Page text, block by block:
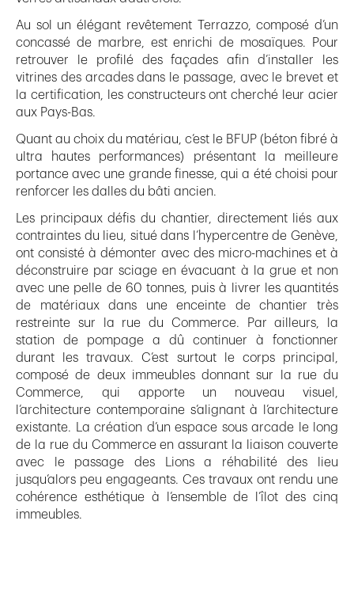
Au sol un élégant revêtement Terrazzo, composé d’un
concassé de marbre, est enrichi de mosaïques. Pour
retrouver le profilé des façades afin d’installer les
vitrines des arcades dans le passage, avec le brevet et
la certification, les constructeurs ont cherché leur acier
aux Pays-Bas.
Quant au choix du matériau, c’est le BFUP (béton fibré à
ultra hautes performances) présentant la meilleure
portance avec une grande finesse, qui a été choisi pour
renforcer les dalles du bâti ancien.
Les principaux défis du chantier, directement liés aux
contraintes du lieu, situé dans l’hypercentre de Genève,
ont consisté à démonter avec des micro-machines et à
déconstruire par sciage en évacuant à la grue et non
avec une pelle de 60 tonnes, puis à livrer les quantités
de matériaux dans une enceinte de chantier très
restreinte sur la rue du Commerce. Par ailleurs, la
station de pompage a dû continuer à fonctionner
durant les travaux. C’est surtout le corps principal,
composé de deux immeubles donnant sur la rue du
Commerce, qui apporte un nouveau visuel,
l’architecture contemporaine s’alignant à l’architecture
existante. La création d’un espace sous arcade le long
de la rue du Commerce en assurant la liaison couverte
avec le passage des Lions a réhabilité des lieu
jusqu’alors peu engageants. Ces travaux ont rendu une
cohérence esthétique à l’ensemble de l’îlot des cinq
immeubles.